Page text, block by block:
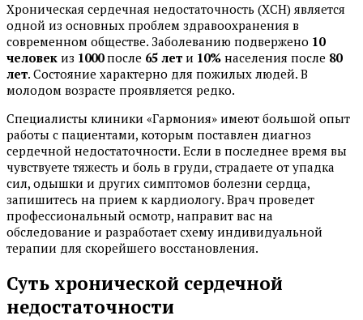
Хроническая сердечная недостаточность (ХСН) является
одной из основных проблем здравоохранения в
современном обществе. Заболеванию подвержено 10
человек из 1000после 65 лет и 10% населения после 80
лет. Состояние характерно для пожилых людей. В
молодом возрасте проявляется редко.
Специалисты клиники «Гармония» имеют большой опыт
работы с пациентами, которым поставлен диагноз
сердечной недостаточности. Если в последнее время вы
чувствуете тяжесть и боль в груди, страдаете от упадка
сил, одышки и других симптомов болезни сердца,
запишитесь на прием к кардиологу. Врач проведет
профессиональный осмотр, направит вас на
обследование и разработает схему индивидуальной
терапии для скорейшего восстановления.
Суть хронической сердечной
недостаточности